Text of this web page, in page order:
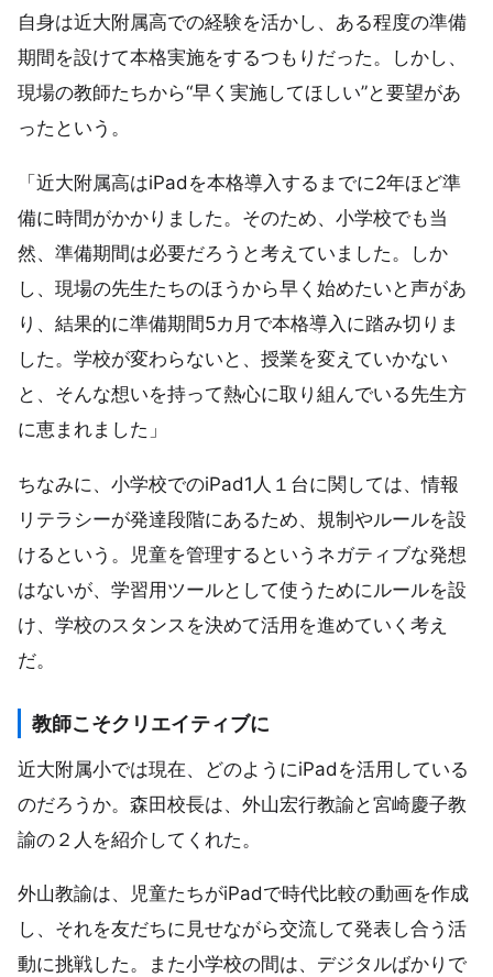
自身は近大附属高での経験を活かし、ある程度の準備
期間を設けて本格実施をするつもりだった。しかし、
現場の教師たちから“早く実施してほしい”と要望があ
ったという。
「近大附属高はiPadを本格導入するまでに2年ほど準
備に時間がかかりました。そのため、小学校でも当
然、準備期間は必要だろうと考えていました。しか
し、現場の先生たちのほうから早く始めたいと声があ
り、結果的に準備期間5カ月で本格導入に踏み切りま
した。学校が変わらないと、授業を変えていかない
と、そんな想いを持って熱心に取り組んでいる先生方
に恵まれました」
ちなみに、小学校でのiPad1人１台に関しては、情報
リテラシーが発達段階にあるため、規制やルールを設
けるという。児童を管理するというネガティブな発想
はないが、学習用ツールとして使うためにルールを設
け、学校のスタンスを決めて活用を進めていく考え
だ。
教師こそクリエイティブに
近大附属小では現在、どのようにiPadを活用している
のだろうか。森田校長は、外山宏行教諭と宮崎慶子教
諭の２人を紹介してくれた。
外山教諭は、児童たちがiPadで時代比較の動画を作成
し、それを友だちに見せながら交流して発表し合う活
動に挑戦した。また小学校の間は、デジタルばかりで